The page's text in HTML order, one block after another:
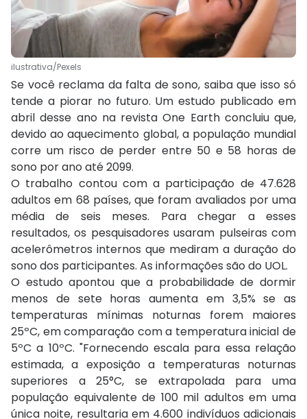
ilustrativa/Pexels
Se você reclama da falta de sono, saiba que isso só
tende a piorar no futuro. Um estudo publicado em
abril desse ano na revista One Earth concluiu que,
devido ao aquecimento global, a população mundial
corre um risco de perder entre 50 e 58 horas de
sono por ano até 2099.
O trabalho contou com a participação de 47.628
adultos em 68 países, que foram avaliados por uma
média de seis meses. Para chegar a esses
resultados, os pesquisadores usaram pulseiras com
acelerômetros internos que mediram a duração do
sono dos participantes. As informações são do UOL.
O estudo apontou que a probabilidade de dormir
menos de sete horas aumenta em 3,5% se as
temperaturas mínimas noturnas forem maiores
25ºC, em comparação com a temperatura inicial de
5ºC a 10ºC. "Fornecendo escala para essa relação
estimada, a exposição a temperaturas noturnas
superiores a 25°C, se extrapolada para uma
população equivalente de 100 mil adultos em uma
única noite, resultaria em 4.600 indivíduos adicionais